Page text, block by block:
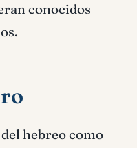
conocidos
hebreo como